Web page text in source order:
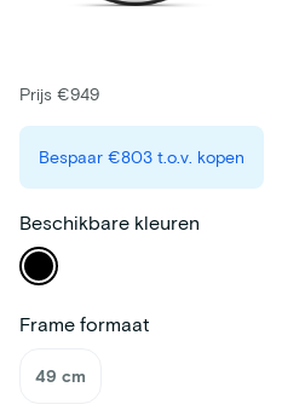
Prijs €949
Bespaar €803 t.o.v. kopen
Beschikbare kleuren
Frame formaat
49 cm